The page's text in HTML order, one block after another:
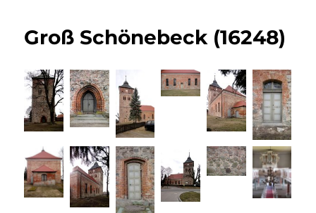
Groß Schönebeck (16248)